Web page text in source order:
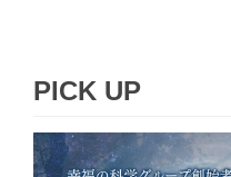
PICK UP